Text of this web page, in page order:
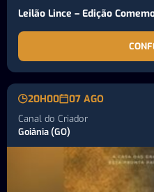
Leilão Lince – Edição
20H00 07 AGO
Canal do Criador
Goiânia (GO)